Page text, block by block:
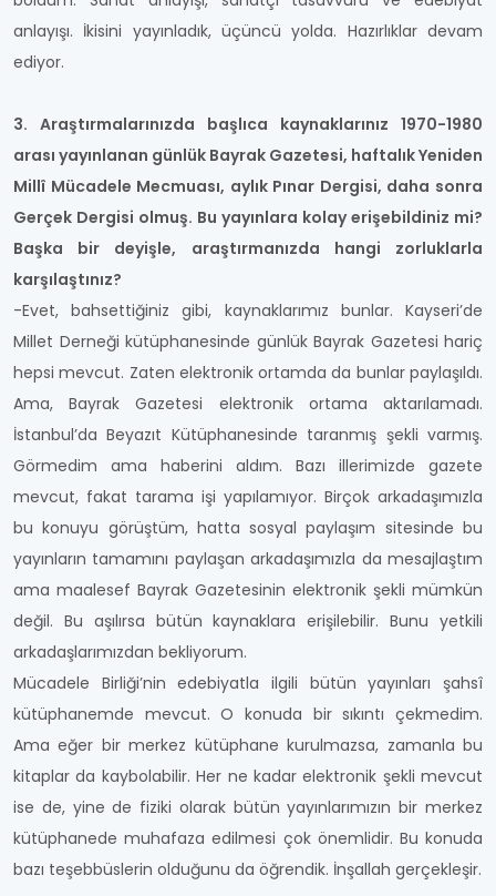
anlayışı. İkisini yayınladık, üçüncü yolda. Hazırlıklar devam
ediyor.
3. Araştırmalarınızda başlıca kaynaklarınız 1970-1980
arası yayınlanan günlük Bayrak Gazetesi, haftalık Yeniden
Millî Mücadele Mecmuası, aylık Pınar Dergisi, daha sonra
Gerçek Dergisi olmuş. Bu yayınlara kolay erişebildiniz mi?
Başka bir deyişle, araştırmanızda hangi zorluklarla
karşılaştınız?
-Evet, bahsettiğiniz gibi, kaynaklarımız bunlar. Kayseri’de
Millet Derneği kütüphanesinde günlük Bayrak Gazetesi hariç
hepsi mevcut. Zaten elektronik ortamda da bunlar paylaşıldı.
Ama, Bayrak Gazetesi elektronik ortama aktarılamadı.
İstanbul’da Beyazıt Kütüphanesinde taranmış şekli varmış.
Görmedim ama haberini aldım. Bazı illerimizde gazete
mevcut, fakat tarama işi yapılamıyor. Birçok arkadaşımızla
bu konuyu görüştüm, hatta sosyal paylaşım sitesinde bu
yayınların tamamını paylaşan arkadaşımızla da mesajlaştım
ama maalesef Bayrak Gazetesinin elektronik şekli mümkün
değil. Bu aşılırsa bütün kaynaklara erişilebilir. Bunu yetkili
arkadaşlarımızdan bekliyorum.
Mücadele Birliği’nin edebiyatla ilgili bütün yayınları şahsî
kütüphanemde mevcut. O konuda bir sıkıntı çekmedim.
Ama eğer bir merkez kütüphane kurulmazsa, zamanla bu
kitaplar da kaybolabilir. Her ne kadar elektronik şekli mevcut
ise de, yine de fiziki olarak bütün yayınlarımızın bir merkez
kütüphanede muhafaza edilmesi çok önemlidir. Bu konuda
bazı teşebbüslerin olduğunu da öğrendik. İnşallah gerçekleşir.